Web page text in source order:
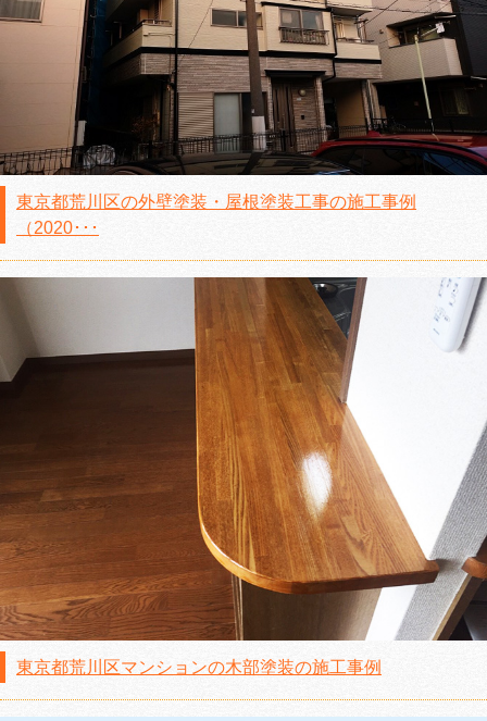
東京都荒川区の外壁塗装・屋根塗装工事の施工事例
（2020･･･
東京都荒川区マンションの木部塗装の施工事例